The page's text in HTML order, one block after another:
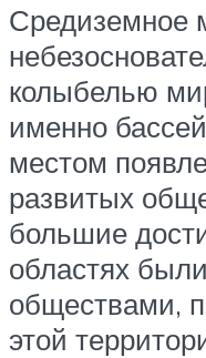
Средиземное
колыбелью
именно
местом
развитых
большие
областях
обществами,
этой